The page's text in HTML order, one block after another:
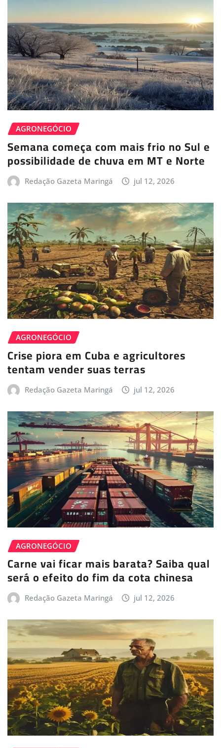
AGRONEGÓCIO
Semana começa com mais frio no Sul e
possibilidade de chuva em MT e Norte
Redação Gazeta Maringá jul 12, 2026
AGRONEGÓCIO
Crise piora em Cuba e agricultores
tentam vender suas terras
Redação Gazeta Maringá jul 12, 2026
AGRONEGÓCIO
Carne vai ficar mais barata? Saiba qual
será o efeito do fim da cota chinesa
Redação Gazeta Maringá jul 12, 2026